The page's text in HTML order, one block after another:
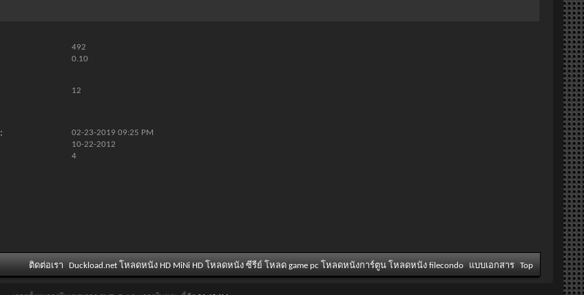
492
0.10
12
02-23-201909:25 PM
10-22-2012
4
ติดต่อเรา Duckload.net โหลดหนัง HD MiNi HD โหลดหนัง ซีรีย์ โหลด game pc โหลดหนังการ์ตูน โหลดหนัง filecondo แบบเอกสาร Top